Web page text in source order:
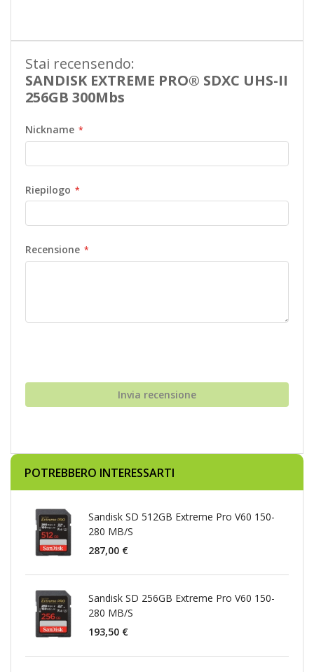
Stai recensendo:
SANDISK EXTREME PRO® SDXC UHS-II
256GB 300Mbs
Nickname
Riepilogo
Recensione
Invia recensione
POTREBBERO INTERESSARTI
Sandisk SD 512GB Extreme Pro V60 150-
280 MB/S
287,00 €
Sandisk SD 256GB Extreme Pro V60 150-
280 MB/S
193,50 €